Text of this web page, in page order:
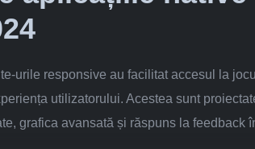
urile responsive au facilitat accesul la
utilizatorului. Acestea sunt
grafica avansată și răspuns la feedback